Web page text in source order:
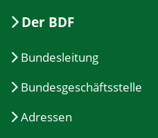
Der BDF
Bundesleitung
Bundesgeschäftsstelle
Adressen